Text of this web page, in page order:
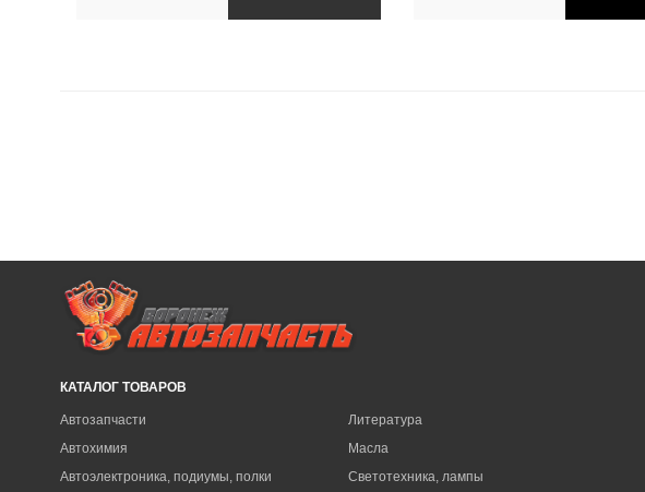
КАТАЛОГ ТОВАРОВ
Автозапчасти
Автохимия
Автоэлектроника, подиумы, полки
Литература
Масла
Светотехника, лампы